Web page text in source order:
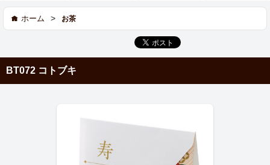
ホーム > お茶
BT072 コトブキ